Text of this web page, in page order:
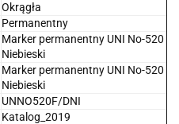
Okrągła
Permanentny
Marker permanentny UNI No-520
Niebieski
Marker permanentny UNI No-520
Niebieski
UNNO520F/DNI
Katalog_2019